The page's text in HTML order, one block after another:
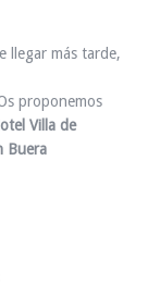
llegar más tarde,
proponemos
Villa de
Buera